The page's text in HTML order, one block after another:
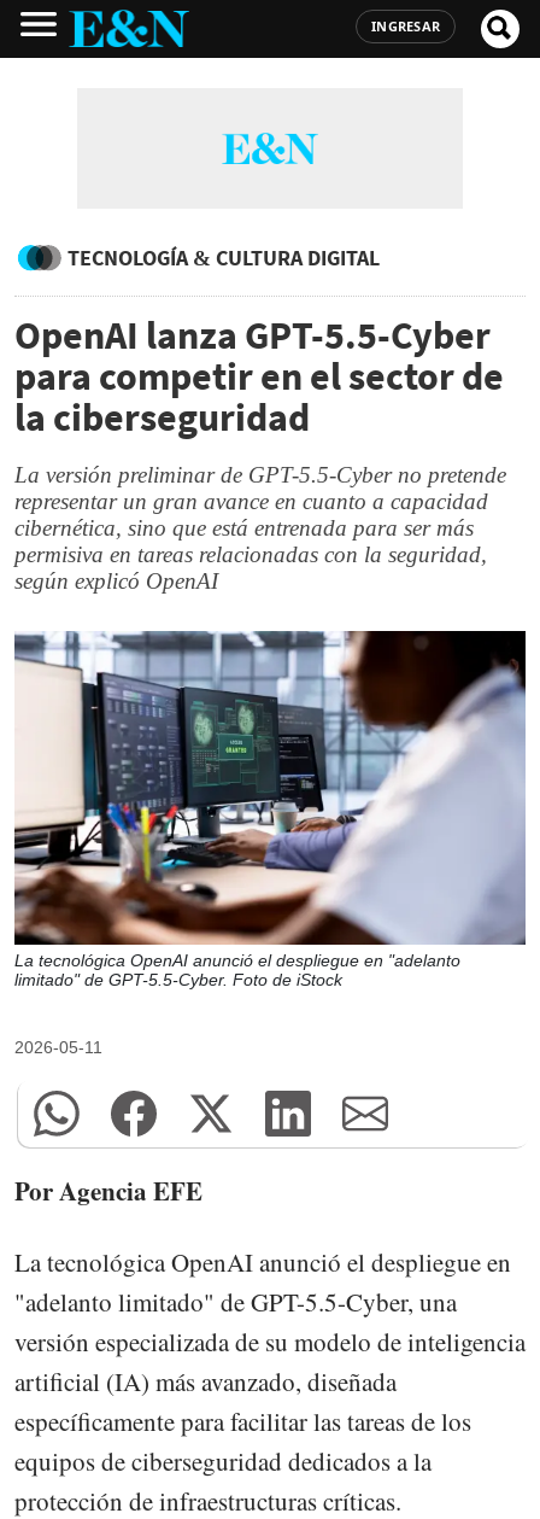
INGRESAR
TECNOLOGÍA & CULTURA DIGITAL
OpenAI lanza GPT-5.5-Cyber
para competir en el sector de
la ciberseguridad
La versión preliminar de GPT-5.5-Cyber ​​no pretende
representar un gran avance en cuanto a capacidad
cibernética, sino que está entrenada para ser más
permisiva en tareas relacionadas con la seguridad,
según explicó OpenAI
La tecnológica OpenAI anunció el despliegue en "adelanto
limitado" de GPT-5.5-Cyber. Foto de iStock
2026-05-11
Por Agencia EFE
La tecnológica OpenAI anunció el despliegue en
"adelanto limitado" de GPT-5.5-Cyber, una
versión especializada de su modelo de inteligencia
artificial (IA) más avanzado, diseñada
específicamente para facilitar las tareas de los
equipos de ciberseguridad dedicados a la
protección de infraestructuras críticas.